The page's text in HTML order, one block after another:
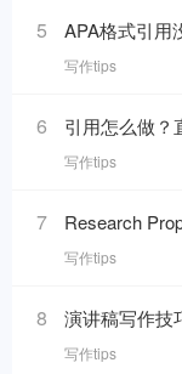
5 APA格式引用没有标明
写作tips
6 引用怎么做？
写作tips
7 Research
写作tips
8 演讲稿写作技巧
写作tips